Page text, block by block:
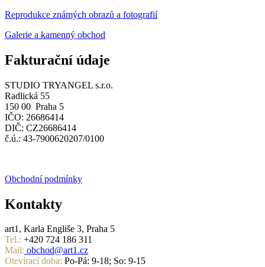
Reprodukce známých obrazů a fotografií
Galerie a kamenný obchod
Fakturační údaje
STUDIO TRYANGEL s.r.o.
Radlická 55
150 00 Praha 5
IČO: 26686414
DIČ: CZ26686414
č.ú.: 43-7900620207/0100
Obchodní podmínky
Kontakty
art1, Karla Engliše 3, Praha 5
Tel.: +420 724 186 311
Mail: obchod@art1.cz
Otevírací doba: Po-Pá: 9-18; So: 9-15